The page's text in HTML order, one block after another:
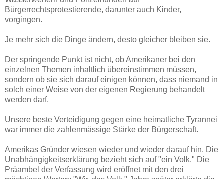
Bürgerrechtsprotestierende, darunter auch Kinder,
vorgingen.
Je mehr sich die Dinge ändern, desto gleicher bleiben sie.
Der springende Punkt ist nicht, ob Amerikaner bei den
einzelnen Themen inhaltlich übereinstimmen müssen,
sondern ob sie sich darauf einigen können, dass niemand in
solch einer Weise von der eigenen Regierung behandelt
werden darf.
Unsere beste Verteidigung gegen eine heimatliche Tyrannei
war immer die zahlenmässige Stärke der Bürgerschaft.
Amerikas Gründer wiesen wieder und wieder darauf hin. Die
Unabhängigkeitserklärung bezieht sich auf "ein Volk." Die
Präambel der Verfassung wird eröffnet mit den drei